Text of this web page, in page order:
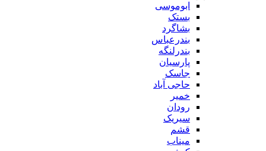
ابوموسی
بستک
بشاگرد
بندرعباس
بندرلنگه
پارسیان
جاسک
حاجی آباد
خمیر
رودان
سیریک
قشم
میناب